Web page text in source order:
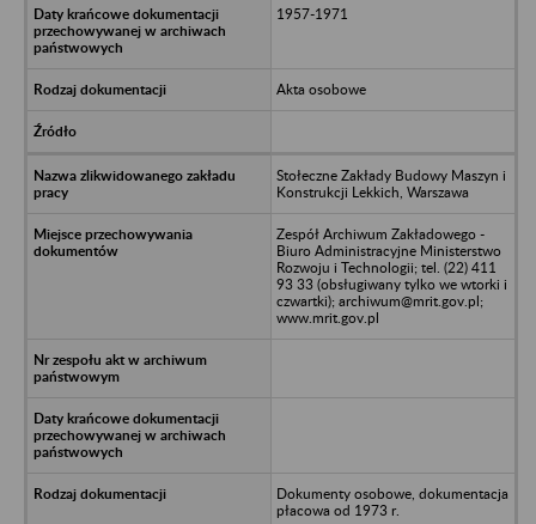
1957-1971
Akta osobowe
Stołeczne Zakłady Budowy Maszyn i
Konstrukcji Lekkich, Warszawa
Zespół Archiwum Zakładowego -
Biuro Administracyjne Ministerstwo
Rozwoju i Technologii; tel. (22) 411
93 33 (obsługiwany tylko we wtorki i
czwartki); archiwum@mrit.gov.pl;
www.mrit.gov.pl
Dokumenty osobowe, dokumentacja
płacowa od 1973 r.